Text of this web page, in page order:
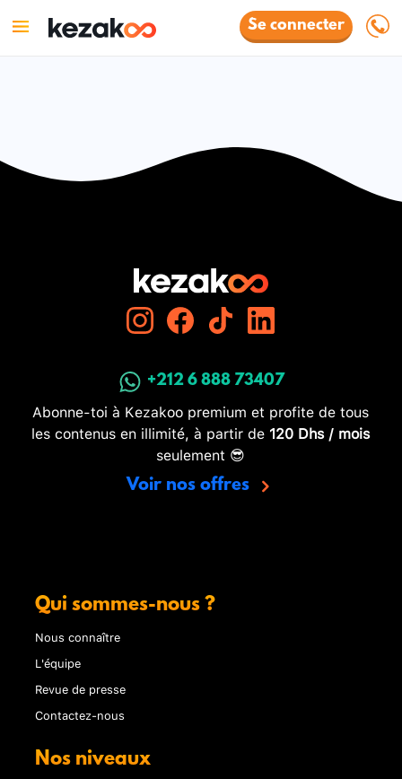
Se connecter
+212 6 888 73407
Abonne-toi à Kezakoo premium et profite de tous
les contenus en illimité, à partir de 120 Dhs / mois
seulement 😎
Voir nos offres
Qui sommes-nous ?
Nous connaître
L'équipe
Revue de presse
Contactez-nous
Nos niveaux